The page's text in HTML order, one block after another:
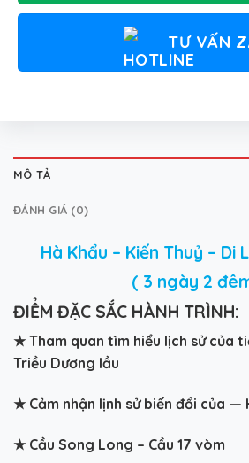
TƯ VẤN
MÔ TẢ
ĐÁNH GIÁ (0)
Hà Khẩu – Kiến Thuỷ – Di
( 3 ngày 2
ĐIỂM ĐẶC SẮC HÀNH TRÌNH:
★Tham quan tìm hiểu lịch sử của
Triều Dương lầu
★Cảm nhận lịnh sử biến đổi của —
★ Cầu Song Long – Cầu 17 vòm